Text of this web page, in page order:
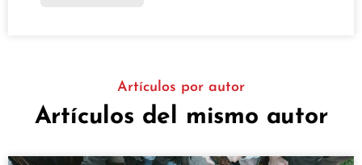
Artículos por autor
Artículos del mismo autor